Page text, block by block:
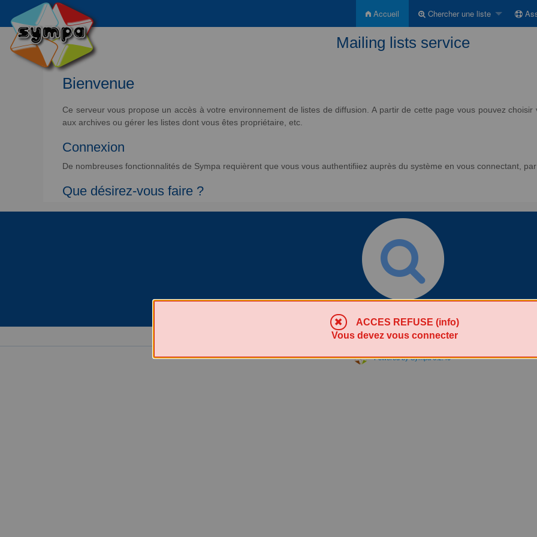
Accueil Chercher une liste
Mailing lists service
Bienvenue
Ce serveur vous propose un accès à votre environnement de listes de diffusion. A partir de cette page vous pouvez
aux archives ou gérer les listes dont vous êtes propriétaire, etc.
Connexion
De nombreuses fonctionnalités de Sympa requièrent que vous vous authentifiiez auprès du système en vous connectant,
Que désirez-vous faire ?
Powered by Sympa 6.2.40
ACCES REFUSE (info)
Vous devez vous connecter